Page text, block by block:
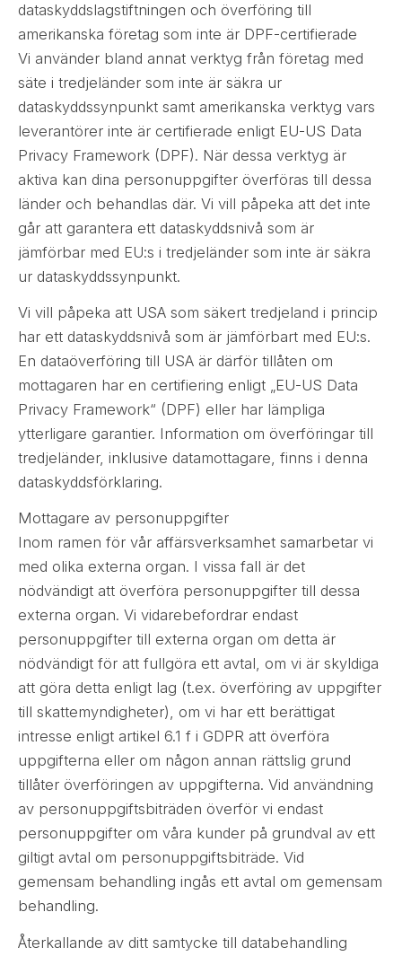
dataskyddslagstiftningen och överföring till
amerikanska företag som inte är DPF-certifierade
Vi använder bland annat verktyg från företag med
säte i tredjeländer som inte är säkra ur
dataskyddssynpunkt samt amerikanska verktyg vars
leverantörer inte är certifierade enligt EU-US Data
Privacy Framework (DPF). När dessa verktyg är
aktiva kan dina personuppgifter överföras till dessa
länder och behandlas där. Vi vill påpeka att det inte
går att garantera ett dataskyddsnivå som är
jämförbar med EU:s i tredjeländer som inte är säkra
ur dataskyddssynpunkt.
Vi vill påpeka att USA som säkert tredjeland i princip
har ett dataskyddsnivå som är jämförbart med EU:s.
En dataöverföring till USA är därför tillåten om
mottagaren har en certifiering enligt „EU-US Data
Privacy Framework“ (DPF) eller har lämpliga
ytterligare garantier. Information om överföringar till
tredjeländer, inklusive datamottagare, finns i denna
dataskyddsförklaring.
Mottagare av personuppgifter
Inom ramen för vår affärsverksamhet samarbetar vi
med olika externa organ. I vissa fall är det
nödvändigt att överföra personuppgifter till dessa
externa organ. Vi vidarebefordrar endast
personuppgifter till externa organ om detta är
nödvändigt för att fullgöra ett avtal, om vi är skyldiga
att göra detta enligt lag (t.ex. överföring av uppgifter
till skattemyndigheter), om vi har ett berättigat
intresse enligt artikel 6.1 f i GDPR att överföra
uppgifterna eller om någon annan rättslig grund
tillåter överföringen av uppgifterna. Vid användning
av personuppgiftsbiträden överför vi endast
personuppgifter om våra kunder på grundval av ett
giltigt avtal om personuppgiftsbiträde. Vid
gemensam behandling ingås ett avtal om gemensam
behandling.
Återkallande av ditt samtycke till databehandling